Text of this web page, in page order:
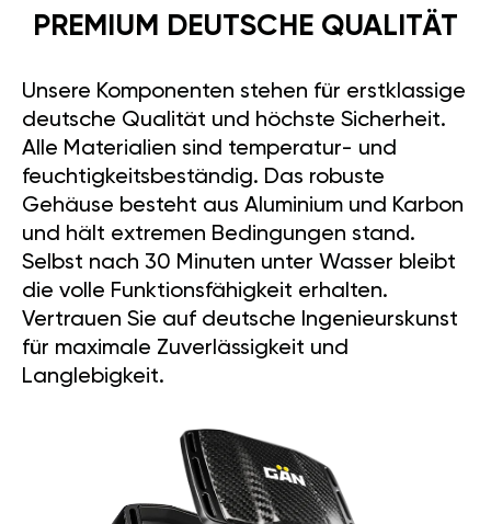
PREMIUM DEUTSCHE QUALITÄT
Unsere Komponenten stehen für erstklassige
deutsche Qualität und höchste Sicherheit.
Alle Materialien sind temperatur- und
feuchtigkeitsbeständig. Das robuste
Gehäuse besteht aus Aluminium und Karbon
und hält extremen Bedingungen stand.
Selbst nach 30 Minuten unter Wasser bleibt
die volle Funktionsfähigkeit erhalten.
Vertrauen Sie auf deutsche Ingenieurskunst
für maximale Zuverlässigkeit und
Langlebigkeit.